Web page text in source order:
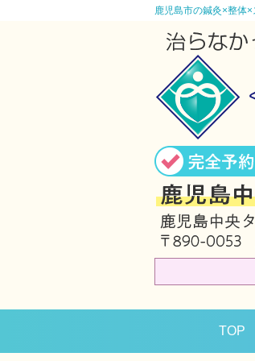
鹿児島市の鍼灸×整体
TOP